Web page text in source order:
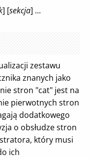
] [sekcja] ...
zestawu
znanych jako
stron "cat" jest na
pierwotnych stron
dodatkowego
o obsłudze stron
który musi
ich